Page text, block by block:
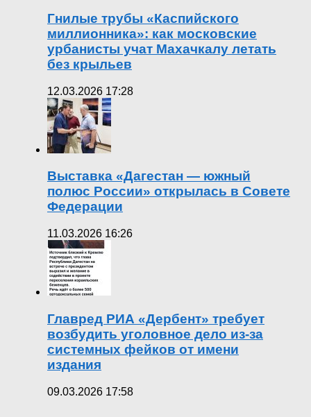
Гнилые трубы «Каспийского
миллионника»: как московские
урбанисты учат Махачкалу летать
без крыльев
12.03.2026 17:28
Выставка «Дагестан — южный
полюс России» открылась в Совете
Федерации
11.03.2026 16:26
Главред РИА «Дербент» требует
возбудить уголовное дело из-за
системных фейков от имени
издания
09.03.2026 17:58